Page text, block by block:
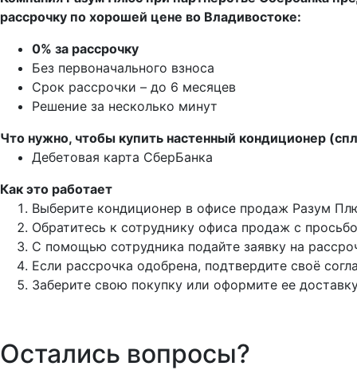
рассрочку по хорошей цене во Владивостоке:
0% за рассрочку
Без первоначального взноса
Срок рассрочки – до 6 месяцев
Решение за несколько минут
Что нужно, чтобы купить настенный кондиционер
Дебетовая карта СберБанка
Как это работает
Выберите кондиционер в офисе продаж Разум
Обратитесь к сотруднику офиса продаж с
С помощью сотрудника подайте заявку на
Если рассрочка одобрена, подтвердите своё
Заберите свою покупку или оформите ее
Остались вопросы?